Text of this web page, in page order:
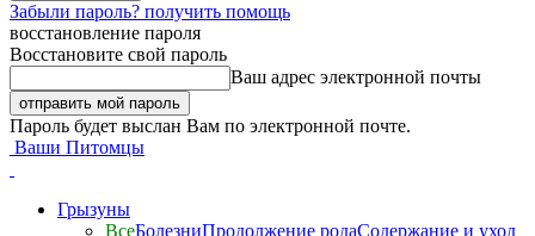
Забыли пароль? получить помощь
восстановление пароля
Восстановите свой пароль
Ваш адрес электронной почты
Пароль будет выслан Вам по электронной почте.
Ваши Питомцы
Грызуны
ВсеБолезниПродолжение родаСодержание и уход